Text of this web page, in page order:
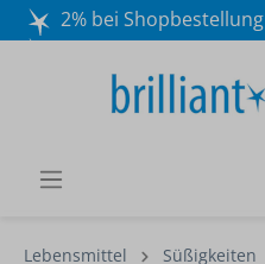
2% bei Shopbestellung
Wir beraten Sie gerne:
Lebensmittel Süßigkeiten